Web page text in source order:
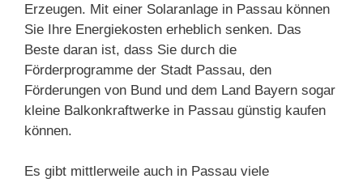
Erzeugen. Mit einer Solaranlage in Passau können
Sie Ihre Energiekosten erheblich senken. Das
Beste daran ist, dass Sie durch die
Förderprogramme der Stadt Passau, den
Förderungen von Bund und dem Land Bayern sogar
kleine Balkonkraftwerke in Passau günstig kaufen
können.
Es gibt mittlerweile auch in Passau viele